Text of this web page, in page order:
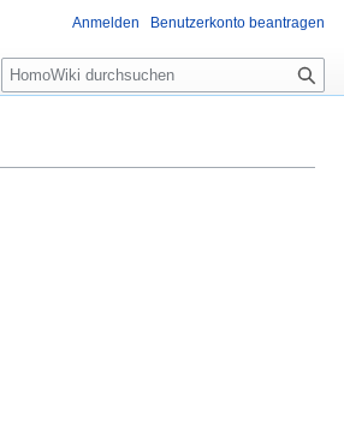
Anmelden Benutzerkonto beantragen
Suche